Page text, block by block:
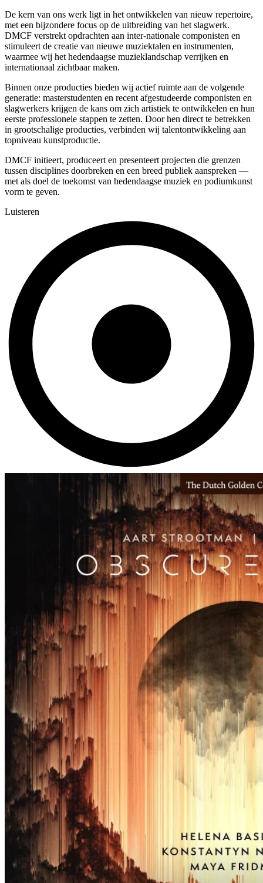
De kern van ons werk ligt in het ontwikkelen van nieuw repertoire,
met een bijzondere focus op de uitbreiding van het slagwerk.
DMCF verstrekt opdrachten aan inter-nationale componisten en
stimuleert de creatie van nieuwe muziektalen en instrumenten,
waarmee wij het hedendaagse muzieklandschap verrijken en
internationaal zichtbaar maken.
Binnen onze producties bieden wij actief ruimte aan de volgende
generatie: masterstudenten en recent afgestudeerde componisten en
slagwerkers krijgen de kans om zich artistiek te ontwikkelen en hun
eerste professionele stappen te zetten. Door hen direct te betrekken
in grootschalige producties, verbinden wij talentontwikkeling aan
topniveau kunstproductie.
DMCF initieert, produceert en presenteert projecten die grenzen
tussen disciplines doorbreken en een breed publiek aanspreken —
met als doel de toekomst van hedendaagse muziek en podiumkunst
vorm te geven.
Luisteren